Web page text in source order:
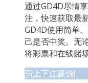
通过GD4D尽情
注，快速获取最
GD4D使用简单
己是否中奖。无
将彩票和在线赌
马上下注赢钱!